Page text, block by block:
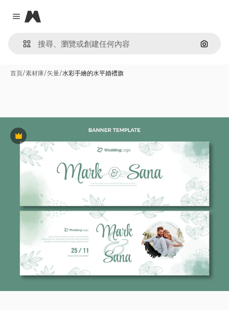
Close menu
Magnific
通過圖
首頁/素材庫/矢量/水彩手繪的水平婚禮旗
Premium